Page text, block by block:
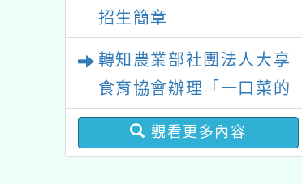
施，延長至115年7月31
日止
招生簡章
轉知農業部社團法人大享
食育協會辦理「一口菜的
旅程-旬味探訪(第1場)」
產地見學活動
觀看更多內容